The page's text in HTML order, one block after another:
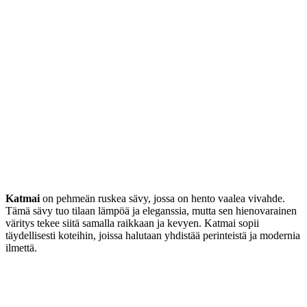
Katmai on pehmeän ruskea sävy, jossa on hento vaalea vivahde.
Tämä sävy tuo tilaan lämpöä ja eleganssia, mutta sen hienovarainen
väritys tekee siitä samalla raikkaan ja kevyen. Katmai sopii
täydellisesti koteihin, joissa halutaan yhdistää perinteistä ja modernia
ilmettä.